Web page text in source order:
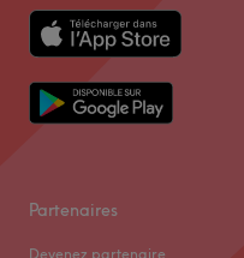
Partenaires
Devenez partenaire